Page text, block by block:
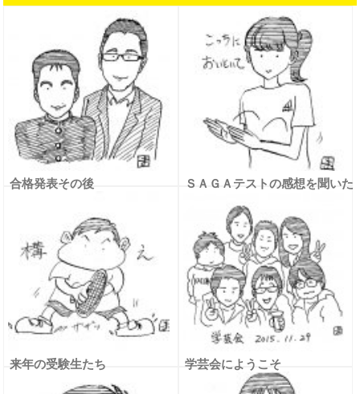
合格発表その後
ＳＡＧＡテストの感想を聞いた
来年の受験生たち 学芸会にようこそ